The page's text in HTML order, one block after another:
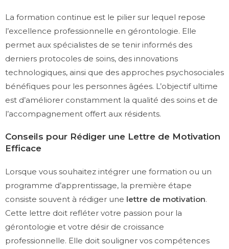
La formation continue est le pilier sur lequel repose
l’excellence professionnelle en gérontologie. Elle
permet aux spécialistes de se tenir informés des
derniers protocoles de soins, des innovations
technologiques, ainsi que des approches psychosociales
bénéfiques pour les personnes âgées. L’objectif ultime
est d’améliorer constamment la qualité des soins et de
l’accompagnement offert aux résidents.
Conseils pour Rédiger une Lettre de Motivation
Efficace
Lorsque vous souhaitez intégrer une formation ou un
programme d’apprentissage, la première étape
consiste souvent à rédiger une lettre de motivation.
Cette lettre doit refléter votre passion pour la
gérontologie et votre désir de croissance
professionnelle. Elle doit souligner vos compétences